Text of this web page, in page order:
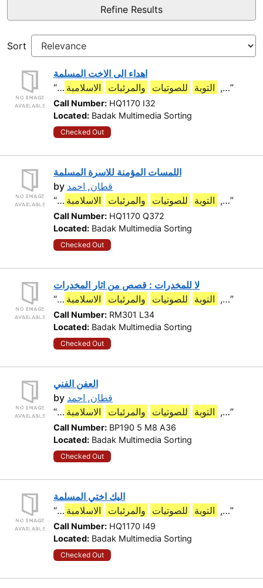
Refine Results
Sort
اهداء الى الاخت المسلمة
“…
التوبة للصوتيات والمرئبات الاسلامبة ,…”
Call Number: HQ1170 I32
Located: Badak Multimedia Sorting
Checked Out
اللمسات المؤمنة للاسرة المسلمة
by قطان, احمد
“…
التوبة للصوتيات والمرئبات الاسلامبة ,…”
Call Number: HQ1170 Q372
Located: Badak Multimedia Sorting
Checked Out
لا للمخدرات : قصص من اثار المخدرات
“…
التوبة للصوتيات والمرئبات الاسلامبة ,…”
Call Number: RM301 L34
Located: Badak Multimedia Sorting
Checked Out
العفن الفني
by قطان, احمد
“…
التوبة للصوتيات والمرئبات الاسلامبة ,…”
Call Number: BP190 5 M8 A36
Located: Badak Multimedia Sorting
Checked Out
اليك اختي المسلمة
“…
التوبة للصوتيات والمرئبات الاسلامبة ,…”
Call Number: HQ1170 I49
Located: Badak Multimedia Sorting
Checked Out